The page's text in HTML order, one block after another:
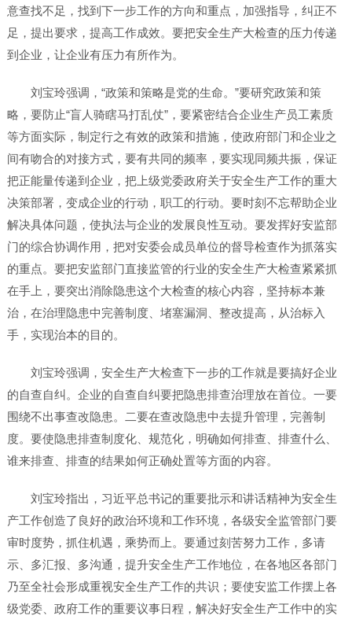
意查找不足，找到下一步工作的方向和重点，加强指导，纠正不
足，提出要求，提高工作成效。要把安全生产大检查的压力传递
到企业，让企业有压力有所作为。
刘宝玲强调，“政策和策略是党的生命。”要研究政策和策
略，要防止“盲人骑瞎马打乱仗”，要紧密结合企业生产员工素质
等方面实际，制定行之有效的政策和措施，使政府部门和企业之
间有吻合的对接方式，要有共同的频率，要实现同频共振，保证
把正能量传递到企业，把上级党委政府关于安全生产工作的重大
决策部署，变成企业的行动，职工的行动。要时刻不忘帮助企业
解决具体问题，使执法与企业的发展良性互动。要发挥好安监部
门的综合协调作用，把对安委会成员单位的督导检查作为抓落实
的重点。要把安监部门直接监管的行业的安全生产大检查紧紧抓
在手上，要突出消除隐患这个大检查的核心内容，坚持标本兼
治，在治理隐患中完善制度、堵塞漏洞、整改提高，从治标入
手，实现治本的目的。
刘宝玲强调，安全生产大检查下一步的工作就是要搞好企业
的自查自纠。企业的自查自纠要把隐患排查治理放在首位。一要
围绕不出事查改隐患。二要在查改隐患中去提升管理，完善制
度。要使隐患排查制度化、规范化，明确如何排查、排查什么、
谁来排查、排查的结果如何正确处置等方面的内容。
刘宝玲指出，习近平总书记的重要批示和讲话精神为安全生
产工作创造了良好的政治环境和工作环境，各级安全监管部门要
审时度势，抓住机遇，乘势而上。要通过刻苦努力工作，多请
示、多汇报、多沟通，提升安全生产工作地位，在各地区各部门
乃至全社会形成重视安全生产工作的共识；要使安监工作摆上各
级党委、政府工作的重要议事日程，解决好安全生产工作中的实